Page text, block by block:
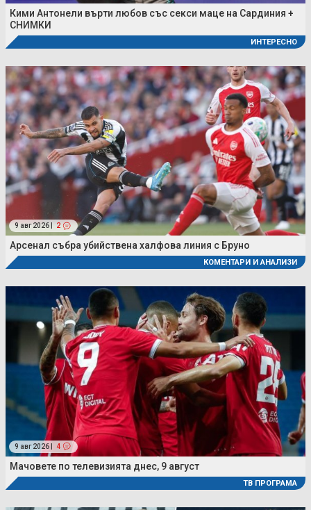
Кими Антонели върти любов със секси маце на Сардиния +
СНИМКИ
ИНТЕРЕСНО
9 авг 2026 | 2
Арсенал събра убийствена халфова линия с Бруно
КОМЕНТАРИ И АНАЛИЗИ
9 авг 2026 | 4
Мачовете по телевизията днес, 9 август
ТВ ПРОГРАМА